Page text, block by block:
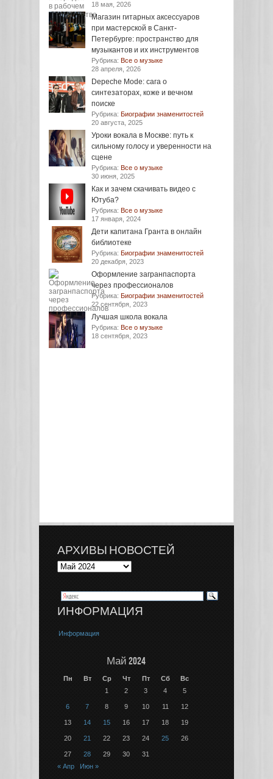
18 мая, 2026
Магазин гитарных аксессуаров
при мастерской в Санкт-
Петербурге: пространство для
музыкантов и их инструментов
Рубрика: Все о музыке
28 апреля, 2026
Depeche Mode: сага о
синтезаторах, коже и вечном
поиске
Рубрика: Биографии знаменитостей
20 августа, 2025
Уроки вокала в Москве: путь к
сильному голосу и уверенности на
сцене
Рубрика: Все о музыке
30 июня, 2025
Как и зачем скачивать видео с
Ютуба?
Рубрика: Все о музыке
17 января, 2024
Дети капитана Гранта в онлайн
библиотеке
Рубрика: Биографии знаменитостей
20 декабря, 2023
Оформление загранпаспорта
через профессионалов
Рубрика: Биографии знаменитостей
22 сентября, 2023
Лучшая школа вокала
Рубрика: Все о музыке
18 сентября, 2023
АРХИВЫ НОВОСТЕЙ
ИНФОРМАЦИЯ
Информация
Май 2024
Пн Вт Ср Чт Пт Сб
Вс
1
2 3 4 5
6 7 8 9 10 11 12
13 14 15 16 17 18 19
20 21 22 23 24 25 26
27 28 29 30
31
« Апр
Июн »